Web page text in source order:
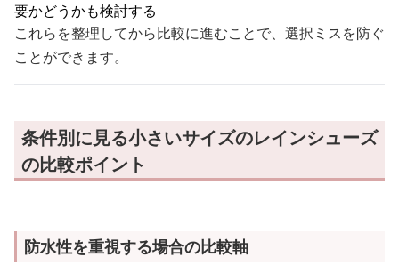
要かどうかも検討する
これらを整理してから比較に進むことで、選択ミスを防ぐ
ことができます。
条件別に見る小さいサイズのレインシューズ
の比較ポイント
防水性を重視する場合の比較軸